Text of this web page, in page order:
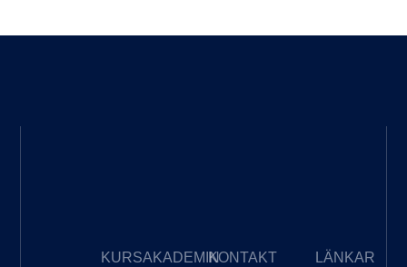
KURSAKADEMINKONTAKT
LÄNKAR